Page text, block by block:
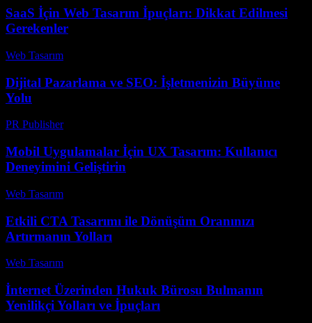
SaaS İçin Web Tasarım İpuçları: Dikkat Edilmesi
Gerekenler
Web Tasarım
Dijital Pazarlama ve SEO: İşletmenizin Büyüme
Yolu
PR Publisher-
Mobil Uygulamalar İçin UX Tasarım: Kullanıcı
Deneyimini Geliştirin
Web Tasarım
Etkili CTA Tasarımı ile Dönüşüm Oranınızı
Artırmanın Yolları
Web Tasarım
İnternet Üzerinden Hukuk Bürosu Bulmanın
Yenilikçi Yolları ve İpuçları